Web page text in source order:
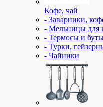
Кофе, чай
- Заварники,
- Мельницы для
- Термосы и
- Турки,
- Чайники